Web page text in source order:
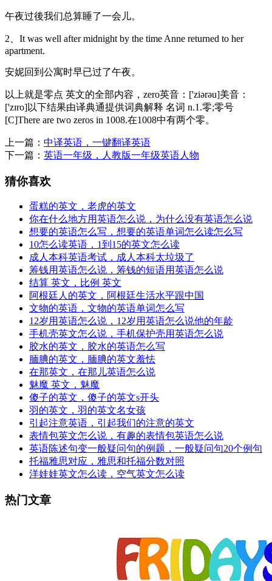
午夜过後我们总算睡了一会儿。
2、It was well after midnight by the time Anne returned to her
apartment.
安妮回到公寓时早已过了午夜。
以上就是零点 英文的全部内容，zero英音：['ziərəu]美音：
['zɪro]以下结果由译典通提供词典解释 名词 n.1.零;零号
[C]There are two zeros in 1008.在1008中有两个零。
上一篇： 中译英语，一键翻译英语
下一篇： 英语一年级，人教版一年级英语人物
猜你喜欢
蛋糕的英文，老虎的英文
你在什么地方用英语怎么说，为什么没有英语怎么说
想要的英语怎么写，想要的英语单词怎么读怎么写
10怎么读英语，1到15的英文怎么读
成人本科英语考试，成人本科太垃圾了
筹钱用英语怎么说，筹钱的短语用英语怎么说
结算 英文，比例 英文
阿根廷人的英文，阿根廷生活水平跟中国
文物的英语，文物的英语单词怎么写
12岁用英语怎么说，12岁用英语怎么说他的年龄
手机壳英文怎么说，手机保护壳用英语怎么说
胶水的英文，胶水的英语怎么写
腼腆的英文，腼腆的英文羞怯
在那英文，在那儿英语怎么说
魅魔 英文，魅魔
傻子的英文，傻子的英文s开头
羽的英文，羽的英文名女孩
引起注意英语，引起我们的注意的英文
表情包英文怎么说，有趣的表情包英语怎么说
英语陈述句变一般疑问句的例题，一般疑问句20个例句
托福雅思对应，雅思和托福分数对照
洋娃娃英文怎么读，空气英文怎么读
热门文章